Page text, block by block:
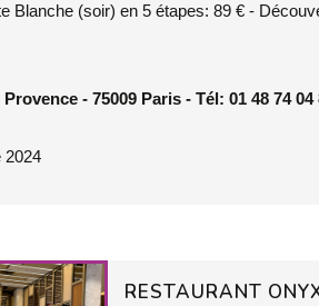
Blanche (soir) en 5 étapes: 89 € -
- 75009 Paris - Tél: 01 48 74 04
2024
RESTAURANT